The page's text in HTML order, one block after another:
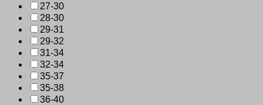
27-30
28-30
29-31
29-32
31-34
32-34
35-37
35-38
36-40